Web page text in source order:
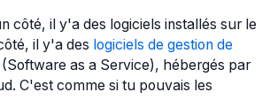
côté, il y'a des logiciels installés sur le
il y'a des logiciels de gestion de
as a Service), hébergés par
C'est comme si tu pouvais les